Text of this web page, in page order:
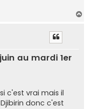
au mardi 1er
c'est vrai mais il
donc c'est